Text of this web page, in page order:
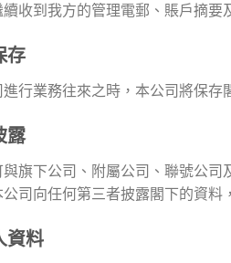
收到我方的管理電郵、賬戶摘要
存
行業務往來之時，本公司將保
露
旗下公司、附屬公司、聯號公
司向任何第三者披露閣下的資
資料